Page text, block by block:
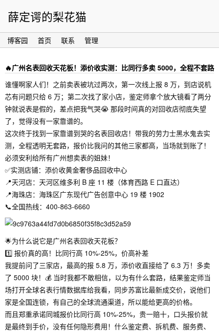
薛定谔的梨花猫
博客园 首页 联系 管理
🔥广州名表回收天花板！添价收实测：比同行多卖 5000，全程不套路
谁懂啊家人们！之前卖表被坑过两次，第一次线上报 8 万，到店说机
芯有问题只给 6 万；第二次找了家小店，鉴定师拿个放大镜看了两分
钟就说表是假的，差点把我气哭😭 那段时间真的对回收店彻底失望
了，觉得没有一家靠谱的。
这次终于找到一家靠谱到哭的名表回收店！带我的劳力士黑水鬼去实
测，全程透明无套路，报价比我问的其他三家都高，当场就到账了！
必须安利给所有广州想卖表的姐妹！
✅实测店铺：添价收黄金奢侈品回收中心
📍天河店：天河区维多利 B 座 11 楼（体育西路 E 口直达）
📍海珠店：海珠区广东现代广告创意中心 19 楼 1902
📞全国热线：400-863-6660
🌟为什么说它是广州名表回收天花板？
1️⃣ 报价真的高！比同行高 10%-25%，价高补差
我提前问了三家店，最高的报 5.8 万，添价收直接给了 6.3 万！多卖
了 5000 块！💰 当时我都不敢相信，以为有什么套路，结果鉴定师当
场打开全球名表行情数据库给我看，同步苏富比最新成交价，说他们
家是全国连锁，有自己的全球流通渠道，所以能给更高的价格。
而且郑重承诺同城报价比同行高 10%-25%，贵一赔十，口头报价就
是最终到手价，没有任何隐形费用！什么鉴定费、拆机费、服务费、